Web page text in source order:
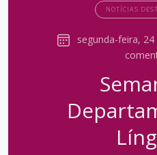
NOTÍCIAS
segunda-feira,